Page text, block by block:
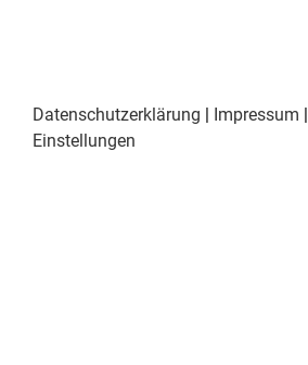
Datenschutzerklärung Impressum
Einstellungen